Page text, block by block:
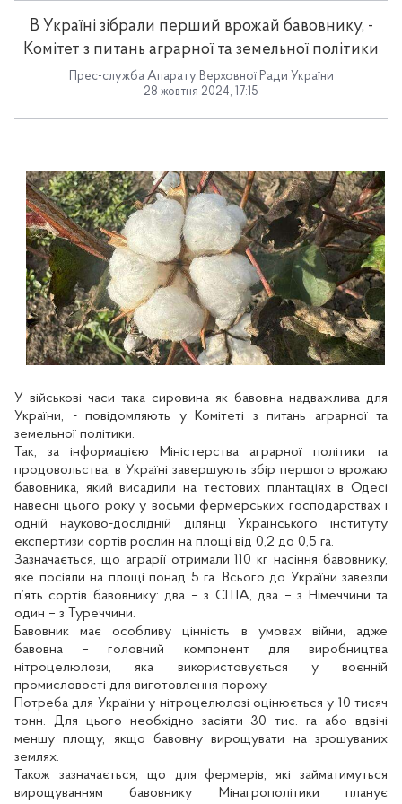
В Україні зібрали перший врожай бавовнику, -
Комітет з питань аграрної та земельної політики
Прес-служба Апарату Верховної Ради України
28 жовтня 2024, 17:15
У військові часи така сировина як бавовна надважлива для
України, - повідомляють у Комітеті з питань аграрної та
земельної політики.
Так, за інформацією Міністерства аграрної політики та
продовольства, в Україні завершують збір першого врожаю
бавовника, який висадили на тестових плантаціях в Одесі
навесні цього року у восьми фермерських господарствах і
одній науково-дослідній ділянці Українського інституту
експертизи сортів рослин на площі від 0,2 до 0,5 га.
Зазначається, що аграрії отримали 110 кг насіння бавовнику,
яке посіяли на площі понад 5 га. Всього до України завезли
п’ять сортів бавовнику: два – з США, два – з Німеччини та
один – з Туреччини.
Бавовник має особливу цінність в умовах війни, адже
бавовна – головний компонент для виробництва
нітроцелюлози, яка використовується у воєнній
промисловості для виготовлення пороху.
Потреба для України у нітроцелюлозі оцінюється у 10 тисяч
тонн. Для цього необхідно засіяти 30 тис. га або вдвічі
меншу площу, якщо бавовну вирощувати на зрошуваних
землях.
Також зазначається, що для фермерів, які займатимуться
вирощуванням бавовнику Мінагрополітики планує